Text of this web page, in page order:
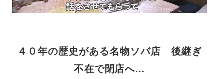
４０年の歴史がある名物ソバ店 後継ぎ
不在で閉店へ…